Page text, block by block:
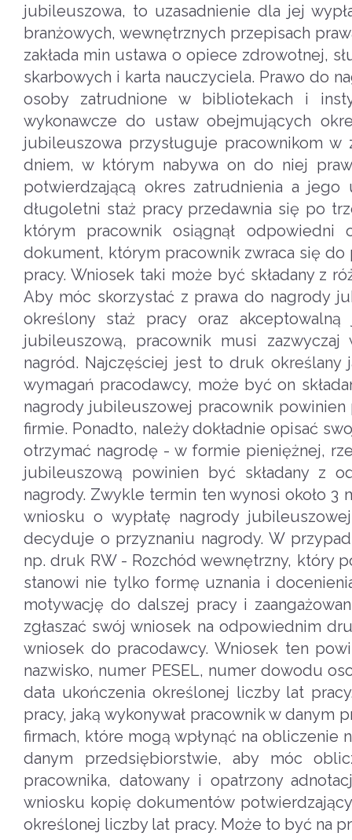
jubileuszowa, to uzasadnienie dla jej
branżowych, wewnętrznych przepisach
zakłada min ustawa o opiece zdrowotnej,
skarbowych i karta nauczyciela. Prawo do
osoby zatrudnione w bibliotekach i
wykonawcze do ustaw obejmujących
jubileuszowa przysługuje pracownikom
dniem, w którym nabywa on do niej
potwierdzającą okres zatrudnienia a
długoletni staż pracy przedawnia się po
którym pracownik osiągnął
dokument, którym pracownik zwraca się do
pracy. Wniosek taki może być składany z
Aby móc skorzystać z prawa do nagrody
określony staż pracy oraz
jubileuszową, pracownik musi
nagród. Najczęściej jest to druk określany
wymagań pracodawcy, może być on
nagrody jubileuszowej pracownik
firmie. Ponadto, należy dokładnie opisać
otrzymać nagrodę - w formie pieniężnej,
jubileuszową powinien być składany z
nagrody. Zwykle termin ten wynosi około
wniosku o wypłatę nagrody
decyduje o przyznaniu nagrody. W
np. druk RW - Rozchód wewnętrzny, który
stanowi nie tylko formę uznania i
motywację do dalszej pracy i
zgłaszać swój wniosek na odpowiednim
wniosek do pracodawcy. Wniosek ten
nazwisko, numer PESEL, numer dowodu
data ukończenia określonej liczby lat
pracy, jaką wykonywał pracownik w danym
firmach, które mogą wpłynąć na obliczenie
danym przedsiębiorstwie, aby móc
pracownika, datowany i opatrzony
wniosku kopię dokumentów
określonej liczby lat pracy. Może to być na